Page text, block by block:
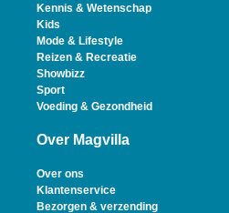
Kennis & Wetenschap
Kids
Mode & Lifestyle
Reizen & Recreatie
Showbizz
Sport
Voeding & Gezondheid
Over Magvilla
Over ons
Klantenservice
Bezorgen & verzending